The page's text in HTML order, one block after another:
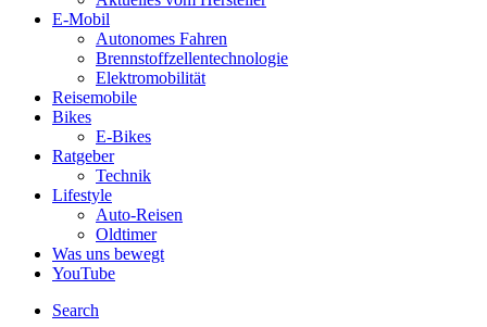
E-Mobil
Autonomes Fahren
Brennstoffzellentechnologie
Elektromobilität
Reisemobile
Bikes
E-Bikes
Ratgeber
Technik
Lifestyle
Auto-Reisen
Oldtimer
Was uns bewegt
YouTube
Search